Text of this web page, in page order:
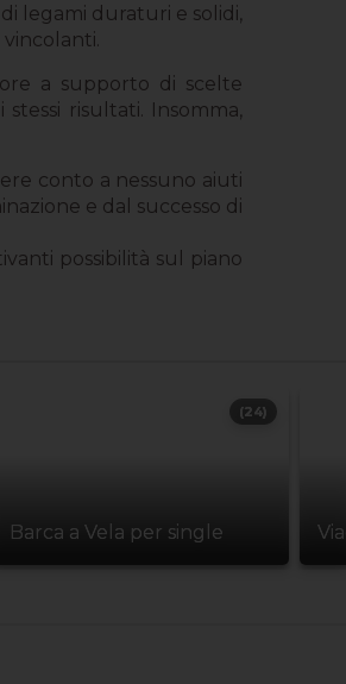
legami duraturi e solidi,
a supporto di scelte
risultati. Insomma,
conto a nessuno aiuti
e dal successo di
possibilità sul piano
Barca a Vela per single
(24)